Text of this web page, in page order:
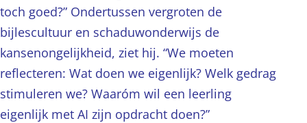
toch goed?” Ondertussen vergroten de
bijlescultuur en schaduwonderwijs de
kansenongelijkheid, ziet hij. “We moeten
reflecteren: Wat doen we eigenlijk? Welk gedrag
stimuleren we? Waaróm wil een leerling
eigenlijk met AI zijn opdracht doen?”